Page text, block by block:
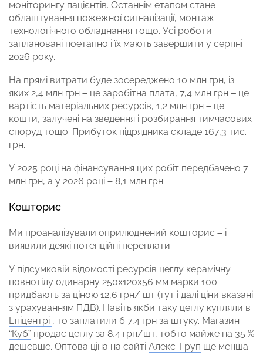
моніторингу пацієнтів. Останнім етапом стане
облаштування пожежної сигналізації, монтаж
технологічного обладнання тощо. Усі роботи
заплановані поетапно і їх мають завершити у серпні
2026 року.
На прямі витрати буде зосереджено 10 млн грн, із
яких 2,4 млн грн – це заробітна плата, 7,4 млн грн – це
вартість матеріальних ресурсів, 1,2 млн грн – це
кошти, залучені на зведення і розбирання тимчасових
споруд тощо. Прибуток підрядника складе 167,3 тис.
грн.
У 2025 році на фінансування цих робіт передбачено 7
млн грн, а у 2026 році – 8,1 млн грн.
Кошторис
Ми проаналізували оприлюднений кошторис – і
виявили деякі потенційні переплати.
У підсумковій відомості ресурсів цеглу керамічну
повнотілу одинарну 250х120х56 мм марки 100
придбають за ціною 12,6 грн/ шт (тут і далі ціни вказані
з урахуванням ПДВ). Навіть якби таку цеглу купляли в
Епіцентрі , то заплатили б 7,4 грн за штуку. Магазин
“Куб” продає цеглу за 8,4 грн/шт, тобто майже на 35 %
дешевше. Оптова ціна на сайті Алекс-Груп ще менша